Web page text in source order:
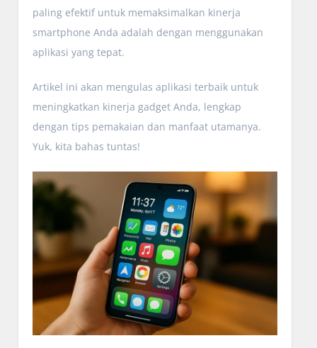
paling efektif untuk memaksimalkan kinerja
smartphone Anda adalah dengan menggunakan
aplikasi yang tepat.
Artikel ini akan mengulas aplikasi terbaik untuk
meningkatkan kinerja gadget Anda, lengkap
dengan tips pemakaian dan manfaat utamanya.
Yuk, kita bahas tuntas!